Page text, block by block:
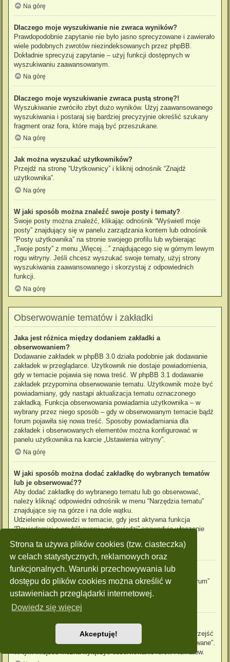
Strona ta używa plików cookies (tzw. ciasteczka)
w celach statystycznych, reklamowych oraz
funkcjonalnych. Warunki przechowywania lub
dostępu do plików cookies można określić w
ustawieniach przeglądarki internetowej.
Dowiedz się więcej
Akceptuję!
Na górę
Dlaczego moje wyszukiwanie nie zwraca wyników?
Prawdopodobnie zapytanie nie było jasno sprecyzowane i zawierało
wiele podobnych zwrotów niezindeksowanych przez phpBB.
Dokładnie sprecyzuj zapytanie – użyj funkcji dostępnych w
wyszukiwaniu zaawansowanym.
Na górę
Dlaczego moje wyszukiwanie zwraca pustą stronę?!
Wyszukiwanie zwróciło zbyt dużo wyników. Użyj zaawansowanego
wyszukiwania i postaraj się bardziej precyzyjnie określić szukany
fragment oraz fora, które mają być przeszukane.
Na górę
Jak można wyszukać użytkowników?
Przejdź na stronę “Użytkownicy” i kliknij odnośnik “Znajdź
użytkownika”.
Na górę
W jaki sposób można znaleźć swoje posty i tematy?
Swoje posty można znaleźć, klikając odnośnik “Wyświetl moje
posty” znajdujący się w panelu zarządzania kontem lub odnośnik
“Posty użytkownika” na stronie swojego profilu lub wybierając
„Twoje posty” z menu „Więcej…” znajdującego się w górnym lewym
rogu witryny. Jeśli chcesz wyszukać swoje tematy, użyj strony
wyszukiwania zaawansowanego i skorzystaj z odpowiednich
funkcji.
Na górę
Obserwowanie tematów i zakładki
Jaka jest różnica między dodaniem zakładki a
obserwowaniem?
Dodawanie zakładek w phpBB 3.0 działa podobnie jak dodawanie
zakładek w przeglądarce. Użytkownik nie dostaje powiadomienia,
gdy w temacie pojawia się nowa treść. W phpBB 3.1 dodawanie
zakładek przypomina obserwowanie tematu. Użytkownik może być
powiadamiany, gdy nastąpi aktualizacja tematu oznaczonego
zakładką. Funkcja obserwowania powiadamia użytkownika – w
wybrany przez niego sposób – gdy w obserwowanym temacie bądź
forum pojawiła się nowa treść. Sposoby powiadamiania dla
zakładek i obserwowanych elementów można konfigurować w
panelu użytkownika na karcie „Ustawienia witryny”.
Na górę
W jaki sposób można dodać zakładkę do wybranych tematów
lub je obserwować??
Aby dodać zakładkę do wybranego tematu lub go obserwować,
należy kliknąć odpowiedni odnośnik w menu “Narzędzia tematu”
znajdujące się na górze i na dole wątku.
Udzielenie odpowiedzi w temacie, gdy jest aktywna funkcja
“Powiadamiaj o opublikowaniu odpowiedzi” spowoduje włączenie
Jak obserwować wybrane forum?
Aby obserwować wybrane forum, należy kliknąć „Obserwuj forum”
znajdujący się na dole strony.
Na górę
W jaki sposób usunąć obserwowanie forum, tematu?
Aby wyłączyć funkcję obserwowania forum, tematu, należy przejść
do panelu zarządzania kontem i następnie do karty “Obserwowane”.
W tym miejscu można wyłączyć obserwowanie forów i tematów.